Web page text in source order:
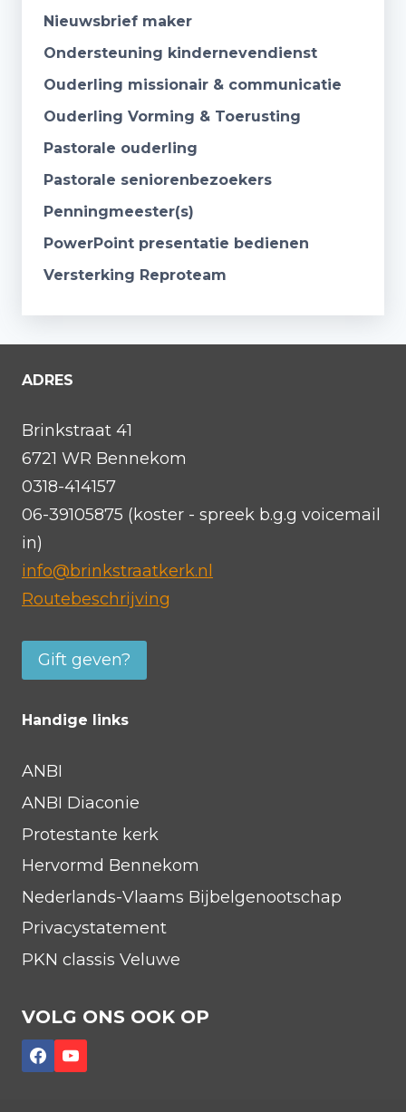
Nieuwsbrief maker
Ondersteuning kindernevendienst
Ouderling missionair & communicatie
Ouderling Vorming & Toerusting
Pastorale ouderling
Pastorale seniorenbezoekers
Penningmeester(s)
PowerPoint presentatie bedienen
Versterking Reproteam
ADRES
Brinkstraat 41
6721 WR Bennekom
0318-414157
06-39105875 (koster - spreek b.g.g voicemail
in)
info@brinkstraatkerk.nl
Routebeschrijving
Gift geven?
Handige links
ANBI
ANBI Diaconie
Protestante kerk
Hervormd Bennekom
Nederlands-Vlaams Bijbelgenootschap
Privacystatement
PKN classis Veluwe
VOLG ONS OOK OP